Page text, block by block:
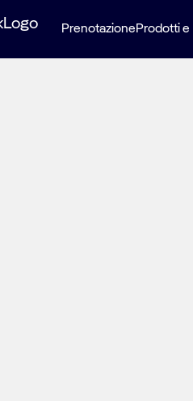
PrenotazioneProdotti e